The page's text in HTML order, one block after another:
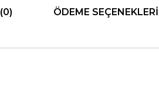
(0) ÖDEME SEÇENEKLERI